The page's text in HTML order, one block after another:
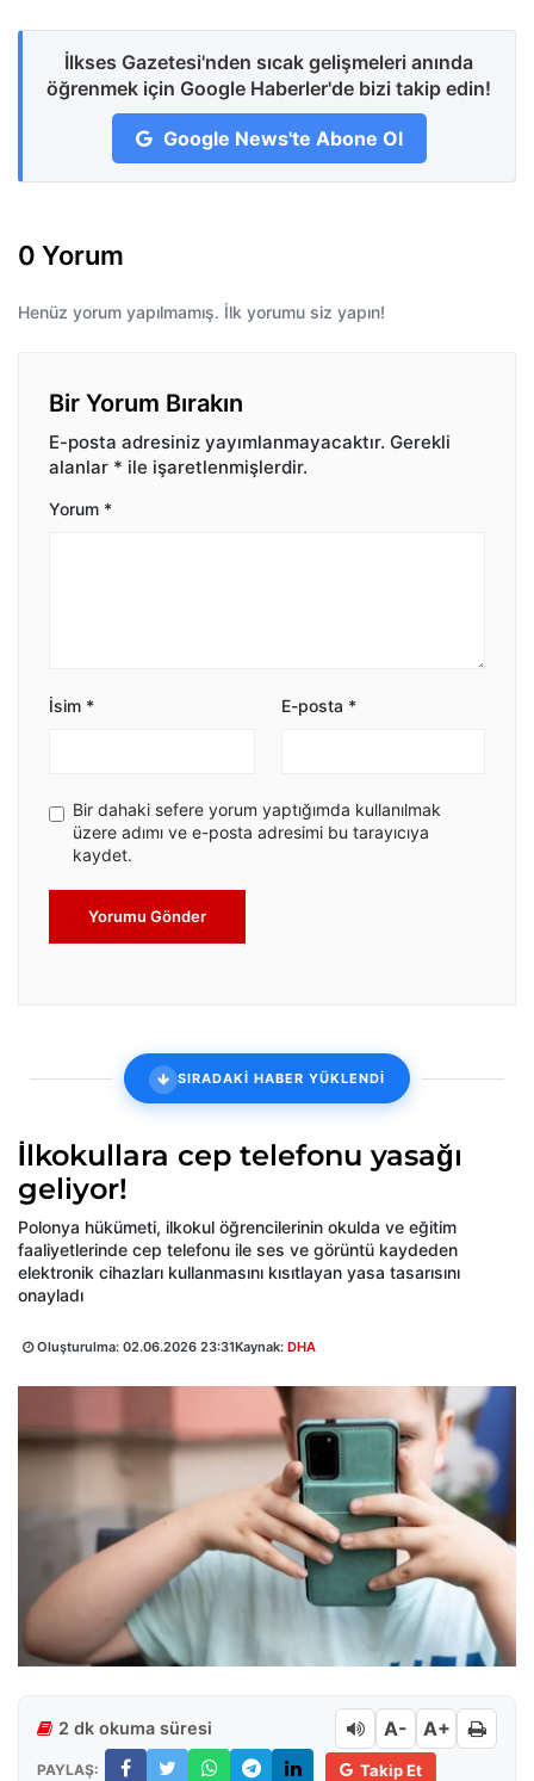
İlkses Gazetesi'nden sıcak gelişmeleri anında
öğrenmek için Google Haberler'de bizi takip edin!
Google News'te Abone Ol
0 Yorum
Henüz yorum yapılmamış. İlk yorumu siz yapın!
Bir Yorum Bırakın
E-posta adresiniz yayımlanmayacaktır. Gerekli
alanlar * ile işaretlenmişlerdir.
Yorum *
İsim * E-posta *
Bir dahaki sefere yorum yaptığımda kullanılmak
üzere adımı ve e-posta adresimi bu tarayıcıya
kaydet.
Yorumu Gönder
SIRADAKİ HABER YÜKLENDİ
İlkokullara cep telefonu yasağı
geliyor!
Polonya hükümeti, ilkokul öğrencilerinin okulda ve eğitim
faaliyetlerinde cep telefonu ile ses ve görüntü kaydeden
elektronik cihazları kullanmasını kısıtlayan yasa tasarısını
onayladı
Oluşturulma: 02.06.2026 23:31Kaynak: DHA
2 dk okuma süresi A- A+
PAYLAŞ: Takip Et